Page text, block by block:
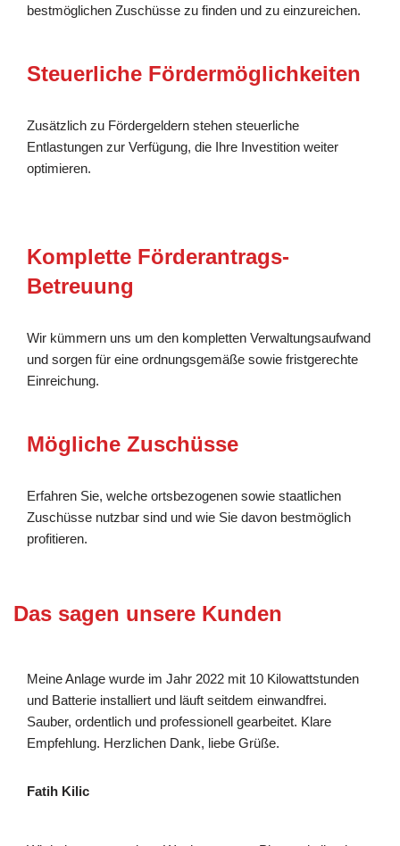
bestmöglichen Zuschüsse zu finden und zu einzureichen.
Steuerliche Fördermöglichkeiten
Zusätzlich zu Fördergeldern stehen steuerliche
Entlastungen zur Verfügung, die Ihre Investition weiter
optimieren.
Komplette Förderantrags-
Betreuung
Wir kümmern uns um den kompletten Verwaltungsaufwand
und sorgen für eine ordnungsgemäße sowie fristgerechte
Einreichung.
Mögliche Zuschüsse
Erfahren Sie, welche ortsbezogenen sowie staatlichen
Zuschüsse nutzbar sind und wie Sie davon bestmöglich
profitieren.
Das sagen unsere Kunden
Meine Anlage wurde im Jahr 2022 mit 10 Kilowattstunden
und Batterie installiert und läuft seitdem einwandfrei.
Sauber, ordentlich und professionell gearbeitet. Klare
Empfehlung. Herzlichen Dank, liebe Grüße.
Fatih Kilic